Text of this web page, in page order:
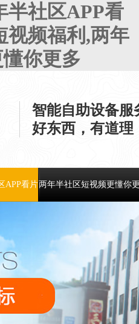
半社区APP看
视频福利,两年
你更多
智能自助设备服
好东西，有道理
APP看片两年半社区短视频更懂你